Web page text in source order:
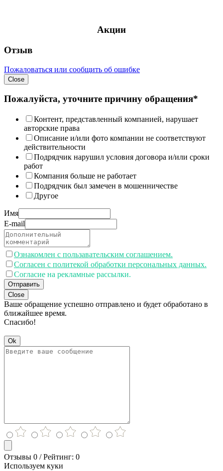
Акции
Отзыв
Пожаловаться или сообщить об ошибке
Close
Пожалуйста, уточните причину обращения*
Контент, представленный компанией, нарушает
авторские права
Описание и/или фото компании не соответствуют
действительности
Подрядчик нарушил условия договора и/или сроки
работ
Компания больше не работает
Подрядчик был замечен в мошенничестве
Другое
Имя
E-mail
Ознакомлен с пользавательским соглашением.
Согласен с политекой обработки персональных данных.
Согласие на рекламные рассылки.
Отправить
Close
Ваше обращение успешно отправлено и будет обработано в
ближайшее время.
Спасибо!
Ok
Отзывы 0 / Рейтинг: 0
Используем куки